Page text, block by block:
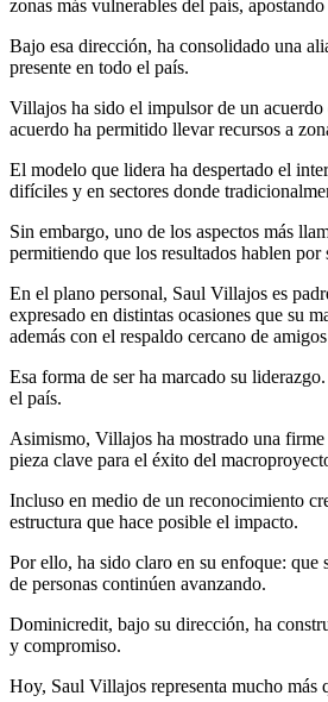
zonas más vulnerables del país,
Bajo esa dirección, ha consolidado una
presente en todo el país.
Villajos ha sido el impulsor de un
acuerdo ha permitido llevar recursos a
El modelo que lidera ha despertado el
difíciles y en sectores donde
Sin embargo, uno de los aspectos más
permitiendo que los resultados hablen por
En el plano personal, Saul Villajos es
expresado en distintas ocasiones que su
además con el respaldo cercano de
Esa forma de ser ha marcado su
el país.
Asimismo, Villajos ha mostrado una
pieza clave para el éxito del
Incluso en medio de un reconocimiento
estructura que hace posible el impacto.
Por ello, ha sido claro en su enfoque:
de personas continúen avanzando.
Dominicredit, bajo su dirección, ha
y compromiso.
Hoy, Saul Villajos representa mucho más